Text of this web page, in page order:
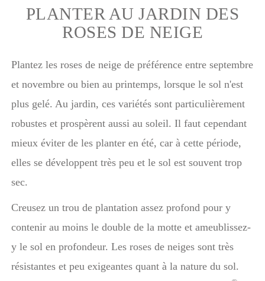
PLANTER AU JARDIN DES
ROSES DE NEIGE
Plantez les roses de neige de préférence entre septembre
et novembre ou bien au printemps, lorsque le sol n'est
plus gelé. Au jardin, ces variétés sont particulièrement
robustes et prospèrent aussi au soleil. Il faut cependant
mieux éviter de les planter en été, car à cette période,
elles se développent très peu et le sol est souvent trop
sec.
Creusez un trou de plantation assez profond pour y
contenir au moins le double de la motte et ameublissez-
y le sol en profondeur. Les roses de neiges sont très
résistantes et peu exigeantes quant à la nature du sol.